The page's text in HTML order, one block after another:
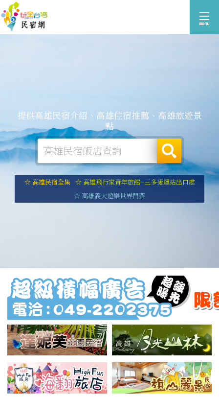
提供高雄民宿介紹、高雄住宿推薦、高雄旅遊景
點
☆ 高雄民宿全集
☆ 高雄飛行家青年旅館~三多捷運站出口處
☆ 高雄義大遊樂世界門票